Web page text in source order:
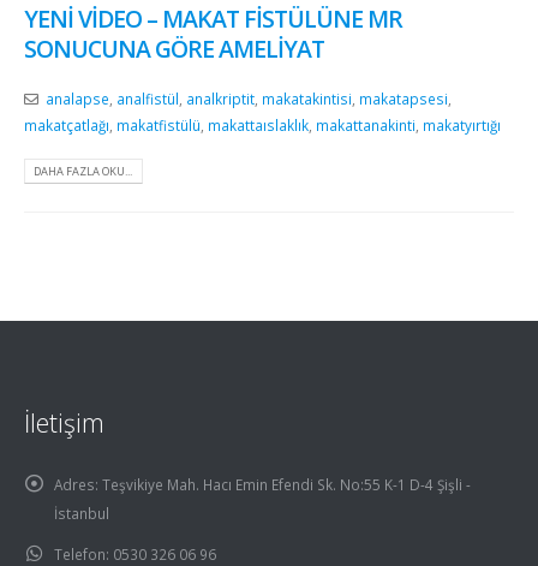
YENI VIDEO – MAKAT FISTÜLÜNE MR
SONUCUNA GÖRE AMELIYAT
analapse, analfistül, analkriptit, makatakintisi, makatapsesi,
makatçatlağı, makatfistülü, makattaıslaklık, makattanakinti, makatyırtığı
DAHA FAZLA OKU...
İletişim
Adres: Teşvikiye Mah. Hacı Emin Efendi Sk. No:55 K-1 D-4 Şişli -
İstanbul
Telefon: 0530 326 06 96